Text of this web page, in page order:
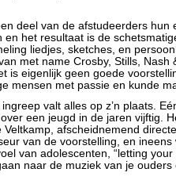
deel van de afstudeerders hun
en het resultaat is de
liedjes, sketches, en
met name Crosby, Stills, Nash
is eigenlijk geen goede
mensen met passie en kunde
valt alles op z’n plaats.
een jeugd in de jaren vijftig.
Veltkamp, afscheidnemend
van de voorstelling, en
van adolescenten, “letting your
naar de muziek van je